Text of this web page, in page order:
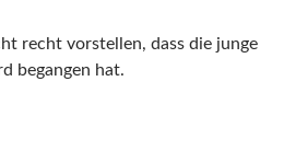
recht vorstellen, dass die junge
begangen hat.
Freiheit von Anne Stern (Hörbuch)